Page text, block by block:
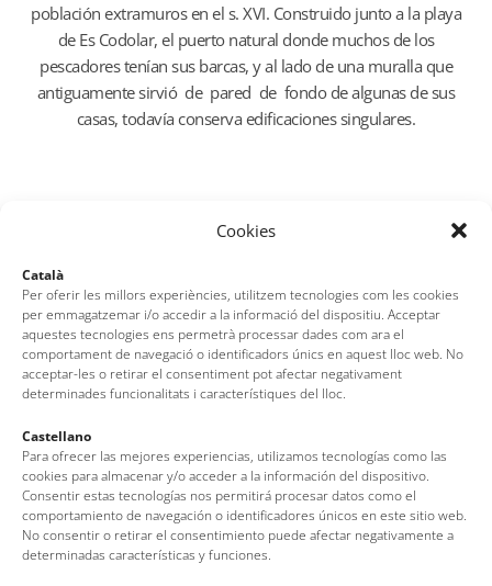
Cookies
Català
Per oferir les millors experiències, utilitzem tecnologies com les cookies
per emmagatzemar i/o accedir a la informació del dispositiu. Acceptar
aquestes tecnologies ens permetrà processar dades com ara el
comportament de navegació o identificadors únics en aquest lloc web. No
acceptar-les o retirar el consentiment pot afectar negativament
determinades funcionalitats i característiques del lloc.
Castellano
Para ofrecer las mejores experiencias, utilizamos tecnologías como las
cookies para almacenar y/o acceder a la información del dispositivo.
Consentir estas tecnologías nos permitirá procesar datos como el
comportamiento de navegación o identificadores únicos en este sitio web.
No consentir o retirar el consentimiento puede afectar negativamente a
determinadas características y funciones.
población extramuros en el s. XVI. Construido junto a la playa
de Es Codolar, el puerto natural donde muchos de los
pescadores tenían sus barcas, y al lado de una muralla que
antiguamente sirvió de pared de fondo de algunas de sus
casas, todavía conserva edificaciones singulares.
Para acabar de redondear este
No te olvides de inmortalizar este día haciéndote la foto
perfecta desde el Mirador de Sant Jaume con el paisaje de
fondo de una de las postales más emblemáticas de la Costa
Brava.
Empieza hoy a descubrir Tossa, para que mañana se
convierta en el escenario soñado de tus vacaciones.
ENAMÓRATE
de Tossa y sus secretos
INSPÍRATE
del paraíso azul de Marc Chagall
SABOREA
lo mejor de la gastronomía mediterránea
LOS IMPRESCINDIBLES
que no te puedes perder de Tossa